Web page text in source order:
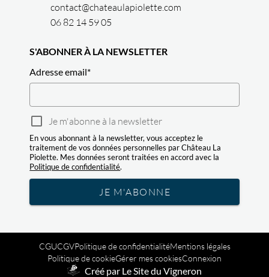
contact@chateaulapiolette.com
06 82 14 59 05
S'ABONNER À LA NEWSLETTER
Adresse email*
Je m'abonne à la newsletter
En vous abonnant à la newsletter, vous acceptez le
traitement de vos données personnelles par Château La
Piolette. Mes données seront traitées en accord avec la
Politique de confidentialité.
JE M'ABONNE
CGUCGVPolitique de confidentialitéMentions légales
Politique de cookieGérer mes cookiesConnexion
Créé par Le Site du Vigneron